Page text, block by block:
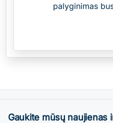
palyginimas
Gaukite mūsų naujienas